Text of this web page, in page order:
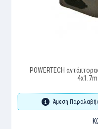
POWERTECH
Άμεση